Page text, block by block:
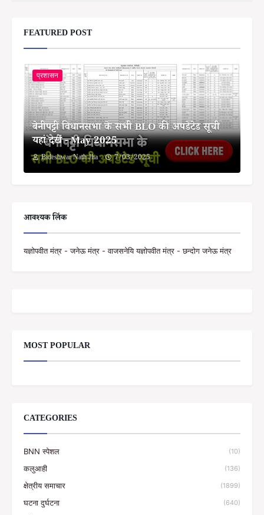
FEATURED POST
प्रशासन
बेनीपट्टी विधानसभा के सभी BLO की अपडेटेड सूची
यहां देखें - May 2025
Bideshwar Nath Jha 7/03/2025
आवश्यक लिंक
यज्ञोपवीत मंत्र - जनेऊ मंत्र - वाजसनेयि यज्ञोपवीत मंत्र - छन्दोग जनेऊ मंत्र
MOST POPULAR
CATEGORIES
BNN स्पेशल (10)
कलुआही (136)
क्षेत्रीय समाचार (1899)
घटना दुर्घटना (640)